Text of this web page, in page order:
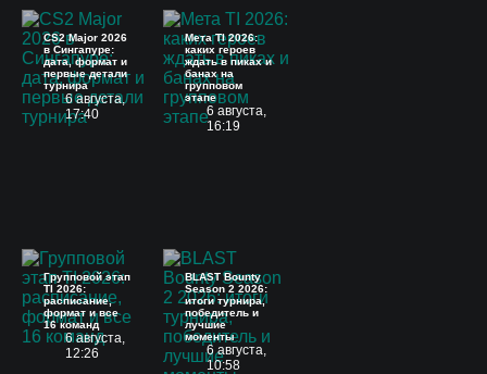
CS2 Major 2026
в Сингапуре:
дата, формат и
первые детали
турнира
6 августа,
17:40
Мета TI 2026:
каких героев
ждать в пиках и
банах на
групповом
этапе
6 августа,
16:19
Групповой этап
TI 2026:
расписание,
формат и все
16 команд
6 августа,
12:26
BLAST Bounty
Season 2 2026:
итоги турнира,
победитель и
лучшие
моменты
6 августа,
10:58